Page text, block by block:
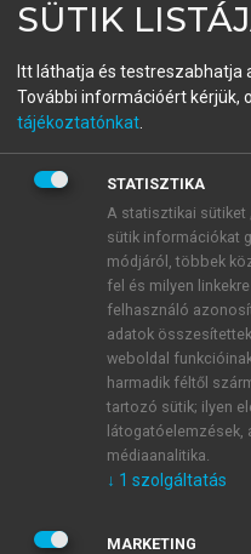
fiókoddal,vagy
A regisztráció után a
BELÉPÉS SAJÁT
ÚJ FIÓK
1 óra díjmentes
E-MAIL-CÍM
JELSZÓ
SÜTIK
Itt láthatja és testreszabhatja
További információért kérjük,
tájékoztatónkat
STATISZTIKA
A statisztikai sütiket
sütik információkat
módjáról, többek
fel és milyen
felhasználó
adatok
weboldal
harmadik féltől
tartozó sütik; ilyen
látogatóelemzések,
médiaanalitika.
↓ 1 szolgáltatás
MARKETING